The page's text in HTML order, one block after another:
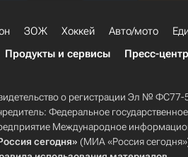
ЗОЖ Хоккей Авто/мото
Продукты и сервисы Пресс-центр
о регистрации Эл № ФС77-
Федеральное
Международное
сегодня» (МИА «Россия